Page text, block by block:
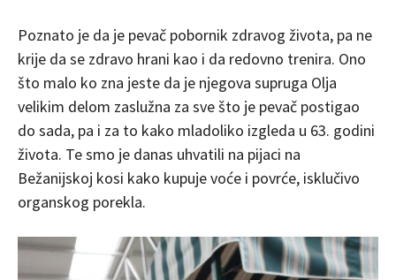
Poznato je da je pevač pobornik zdravog života, pa ne
krije da se zdravo hrani kao i da redovno trenira. Ono
što malo ko zna jeste da je njegova supruga Olja
velikim delom zaslužna za sve što je pevač postigao
do sada, pa i za to kako mladoliko izgleda u 63. godini
života. Te smo je danas uhvatili na pijaci na
Bežanijskoj kosi kako kupuje voće i povrće, isklučivo
organskog porekla.